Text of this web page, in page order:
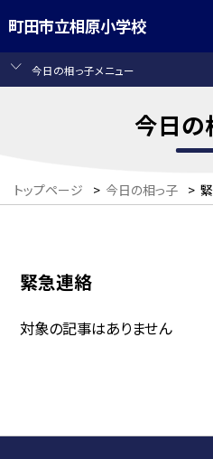
町田市立相原小学校
今日の相っ子メニュー
今日の
トップページ > 今日の相っ子 >
緊急連絡
対象の記事はありません